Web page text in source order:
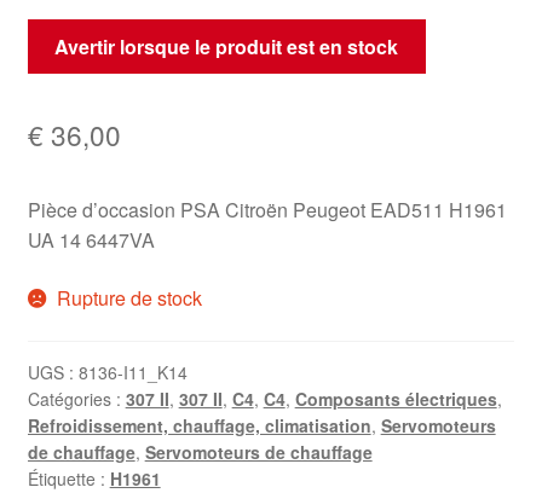
Avertir lorsque le produit est en stock
€ 36,00
Pièce d’occasion PSA Citroën Peugeot EAD511 H1961
UA 14 6447VA
Rupture de stock
UGS : 8136-I11_K14
Catégories : 307 II, 307 II, C4, C4, Composants électriques,
Refroidissement, chauffage, climatisation, Servomoteurs
de chauffage, Servomoteurs de chauffage
Étiquette : H1961